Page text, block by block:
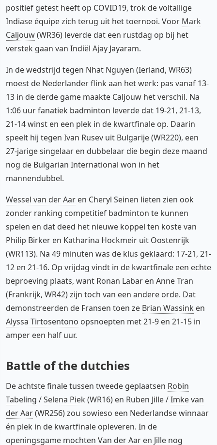
positief getest heeft op COVID19, trok de voltallige
Indiase équipe zich terug uit het toernooi. Voor Mark
Caljouw(WR36) leverde dat een rustdag op bij het
verstek gaan van Indiël Ajay Jayaram.
In de wedstrijd tegen Nhat Nguyen (Ierland, WR63)
moest de Nederlander flink aan het werk: pas vanaf 13-
13 in de derde game maakte Caljouw het verschil. Na
1:06 uur fanatiek badminton leverde dat 19-21, 21-13,
21-14 winst en een plek in de kwartfinale op. Daarin
speelt hij tegen Ivan Rusev uit Bulgarije (WR220), een
27-jarige singelaar en dubbelaar die begin deze maand
nog de Bulgarian International won in het
mannendubbel.
Wessel van der Aar en Cheryl Seinen lieten zien ook
zonder ranking competitief badminton te kunnen
spelen en dat deed het nieuwe koppel ten koste van
Philip Birker en Katharina Hockmeir uit Oostenrijk
(WR113). Na 49 minuten was de klus geklaard: 17-21, 21-
12 en 21-16. Op vrijdag vindt in de kwartfinale een echte
beproeving plaats, want Ronan Labar en Anne Tran
(Frankrijk, WR42) zijn toch van een andere orde. Dat
demonstreerden de Fransen toen ze Brian Wassink en
Alyssa Tirtosentono opsnoepten met 21-9 en 21-15 in
amper een half uur.
Battle of the dutchies
De achtste finale tussen tweede geplaatsen Robin
Tabeling /Selena Piek(WR16) en Ruben Jille /Imke van
der Aar(WR256) zou sowieso een Nederlandse winnaar
én plek in de kwartfinale opleveren. In de
openingsgame mochten Van der Aar en Jille nog